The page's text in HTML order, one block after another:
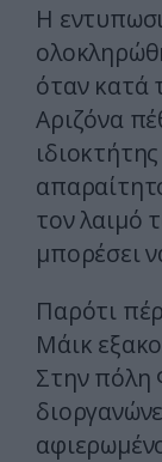
Η
όταν κατά
Αριζόνα
τον λαιμό
μπορέσει
Παρότι
Μάικ
Στην πόλη